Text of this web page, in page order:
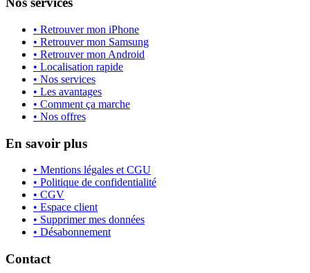
• Retrouver mon iPhone
• Retrouver mon Samsung
• Retrouver mon Android
• Localisation rapide
• Nos services
• Les avantages
• Comment ça marche
• Nos offres
En savoir plus
• Mentions légales et CGU
• Politique de confidentialité
• CGV
• Espace client
• Supprimer mes données
• Désabonnement
Contact